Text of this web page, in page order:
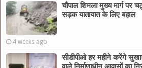
चौपाल शिमला मुख्य मार्ग पर
सड़क यातायात के लिए बहाल
4 weeks ago
सीडीपीओ हर महीने करेंगे